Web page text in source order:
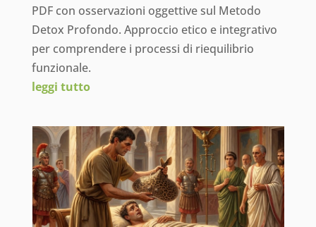
PDF con osservazioni oggettive sul Metodo
Detox Profondo. Approccio etico e integrativo
per comprendere i processi di riequilibrio
funzionale.
leggi tutto